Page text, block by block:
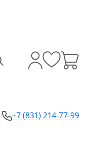
+7 (831) 214-77-99